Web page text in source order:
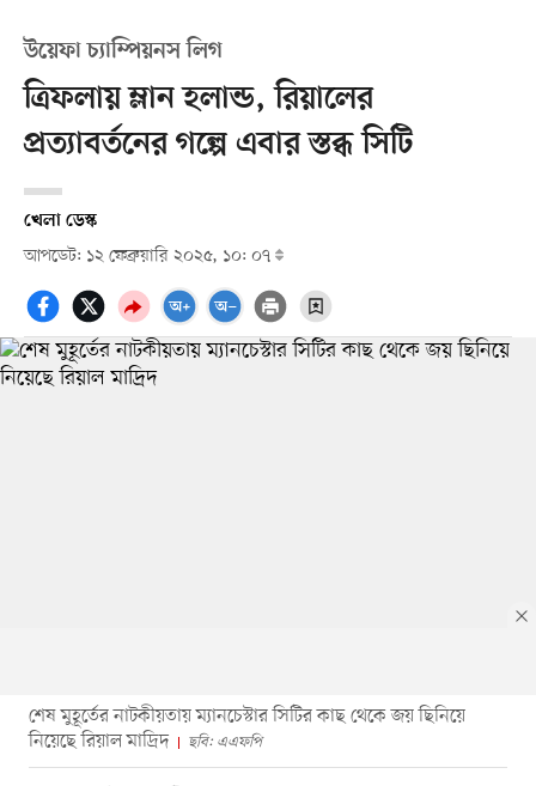
উয়েফা চ্যাম্পিয়নস লিগ
ত্রিফলায় ম্লান হলান্ড, রিয়ালের
প্রত্যাবর্তনের গল্পে এবার স্তব্ধ সিটি
খেলা ডেস্ক
আপডেট: ১২ ফেব্রুয়ারি ২০২৫, ১০: ০৭
শেষ মুহূর্তের নাটকীয়তায় ম্যানচেস্টার সিটির কাছ থেকে জয় ছিনিয়ে
নিয়েছে রিয়াল মাদ্রিদ
ছবি: এএফপি